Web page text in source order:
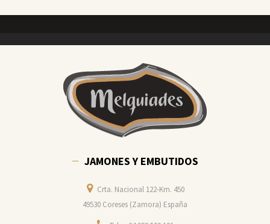
JAMONES Y EMBUTIDOS
Crta. Nacional 122-Km. 450
49530 Coreses (Zamora) España